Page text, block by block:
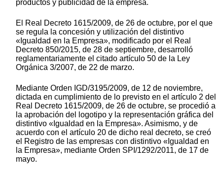
productos y publicidad de la empresa.
El Real Decreto 1615/2009, de 26 de octubre, por el que
se regula la concesión y utilización del distintivo
«Igualdad en la Empresa», modificado por el Real
Decreto 850/2015, de 28 de septiembre, desarrolló
reglamentariamente el citado artículo 50 de la Ley
Orgánica 3/2007, de 22 de marzo.
Mediante Orden IGD/3195/2009, de 12 de noviembre,
dictada en cumplimiento de lo previsto en el artículo 2 del
Real Decreto 1615/2009, de 26 de octubre, se procedió a
la aprobación del logotipo y la representación gráfica del
distintivo «Igualdad en la Empresa». Asimismo, y de
acuerdo con el artículo 20 de dicho real decreto, se creó
el Registro de las empresas con distintivo «Igualdad en
la Empresa», mediante Orden SPI/1292/2011, de 17 de
mayo.